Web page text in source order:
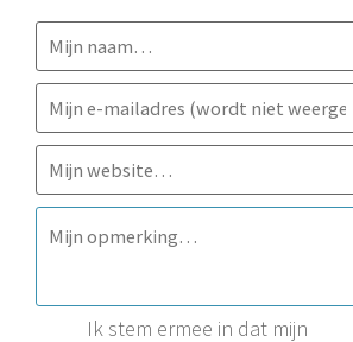
Ik stem ermee in dat mijn